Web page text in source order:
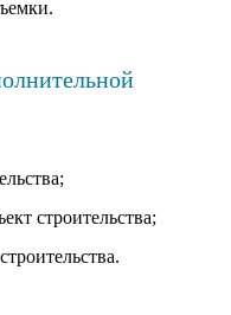
строительства;